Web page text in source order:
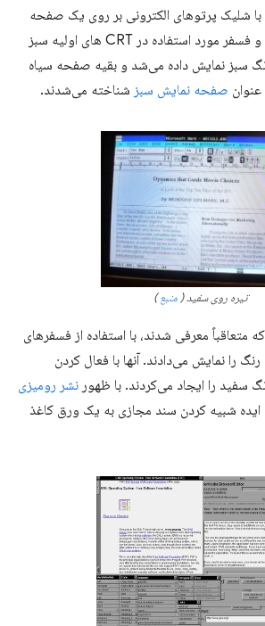
شلیک پرتوهای الکترونی بر روی یک صفحه
فسفرسنت کار می‌کردند و فسفر مورد استفاده در CRT های اولیه سبز
سبز نمایش داده می‌شد و بقیه صفحه سیاه
صفحه نمایش سبز شناخته می‌شدند.
تیره روی سفید (منبع)
مانیتورهای رنگی CRT که متعاقباً معرفی شدند، با استفاده از فسفرهای
را نمایش می‌دادند. آنها با فعال کردن
سفید را ایجاد می‌کردند. با ظهور نشر رومیزی
ایده شبیه کردن سند مجازی به یک ورق کاغذ